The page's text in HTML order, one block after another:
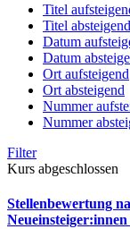
Titel
Titel absteigend
Datum
Datum
Ort aufsteigend
Ort absteigend
Nummer
Nummer
Filter
Kurs abgeschlossen
Stellenbewertung